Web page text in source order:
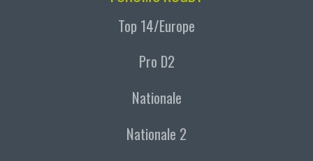
Top 14/Europe
Pro D2
Nationale
Nationale 2